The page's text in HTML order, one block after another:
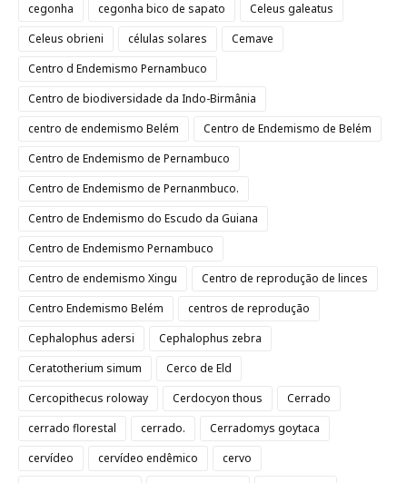
cegonha
cegonha bico de sapato
Celeus galeatus
Celeus obrieni
células solares
Cemave
Centro d Endemismo Pernambuco
Centro de biodiversidade da Indo-Birmânia
centro de endemismo Belém
Centro de Endemismo de Belém
Centro de Endemismo de Pernambuco
Centro de Endemismo de Pernanmbuco.
Centro de Endemismo do Escudo da Guiana
Centro de Endemismo Pernambuco
Centro de endemismo Xingu
Centro de reprodução de linces
Centro Endemismo Belém
centros de reprodução
Cephalophus adersi
Cephalophus zebra
Ceratotherium simum
Cerco de Eld
Cercopithecus roloway
Cerdocyon thous
Cerrado
cerrado florestal
cerrado.
Cerradomys goytaca
cervídeo
cervídeo endêmico
cervo